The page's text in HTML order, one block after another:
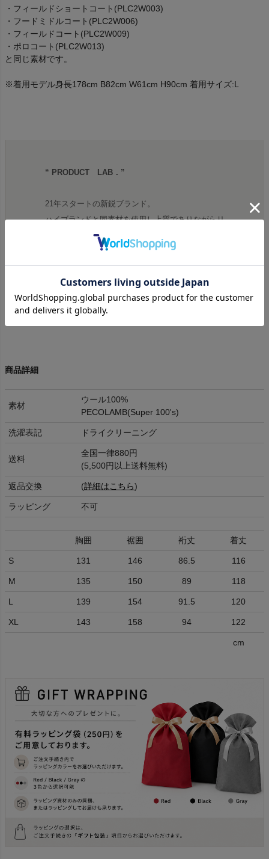
・フィールドショートコート(PLC2W003)
・フードミドルコート(PLC2W006)
・フィールドコート(PLC2W009)
・ポロコート(PLC2W013)
と同じ素材です。
※着用モデル身長178cm B82cm W61cm H90cm 着用サイズ:L
“ PRODUCT LAB．”
21年スタートの新鋭ブランド。
ハイブランドと同素材を使用し上質でありながらリ
ーズナブルな価格を実現。
トレンドに左右されない長く使用できる服をコンセ
プトに製作され、ギミック感・機能性にこだわり、
楽しめる服を提案。
商品詳細
素材
ウール100%
PECOLAMB(Super 100's)
洗濯表記 ドライクリーニング
送料
全国一律880円
(5,500円以上送料無料)
返品交換 (詳細はこちら)
ラッピング 不可
胸囲 裾囲 裄丈 着丈
S 131 146 86.5 116
M 135 150 89 118
L 139 154 91.5 120
XL 143 158 94 122
cm